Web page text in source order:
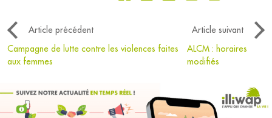
Article précédent
Article suivant
Campagne de lutte contre les violences faites
aux femmes
ALCM : horaires
modifiés